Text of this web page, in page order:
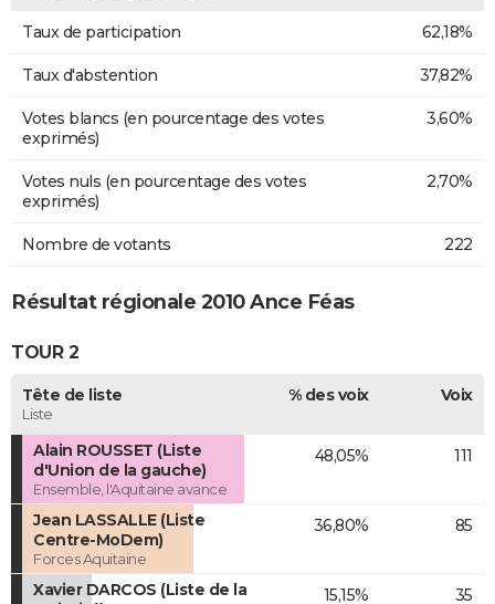
Taux de participation 62,18%
Taux d'abstention 37,82%
Votes blancs (en pourcentage des votes
exprimés)
3,60%
Votes nuls (en pourcentage des votes
exprimés)
2,70%
Nombre de votants 222
Résultat régionale 2010 Ance Féas
TOUR 2
Tête de liste
Liste
% des voix Voix
Alain ROUSSET (Liste
d'Union de la gauche)
Ensemble, l'Aquitaine avance
48,05% 111
Jean LASSALLE (Liste
Centre-MoDem)
Forces Aquitaine
36,80% 85
Xavier DARCOS (Liste de la
15,15% 35